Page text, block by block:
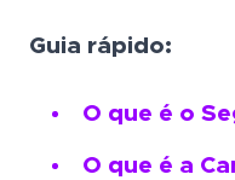
Guia rápido:
O que é o
O que é a